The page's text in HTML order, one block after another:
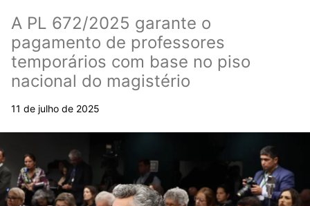
A PL 672/2025 garante o
pagamento de professores
temporários com base no piso
nacional do magistério
11 de julho de 2025